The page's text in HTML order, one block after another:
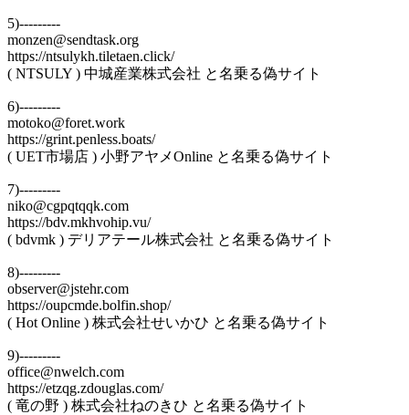
5)---------
monzen@sendtask.org
https://ntsulykh.tiletaen.click/
( NTSULY ) 中城産業株式会社 と名乗る偽サイト
6)---------
motoko@foret.work
https://grint.penless.boats/
( UET市場店 ) 小野アヤメOnline と名乗る偽サイト
7)---------
niko@cgpqtqqk.com
https://bdv.mkhvohip.vu/
( bdvmk ) デリアテール株式会社 と名乗る偽サイト
8)---------
observer@jstehr.com
https://oupcmde.bolfin.shop/
( Hot Online ) 株式会社せいかひ と名乗る偽サイト
9)---------
office@nwelch.com
https://etzqg.zdouglas.com/
( 竜の野 ) 株式会社ねのきひ と名乗る偽サイト